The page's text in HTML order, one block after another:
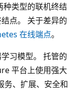
类型的联机终结
点。 关于差异的
在线端点。
习模型。 托管的
平台上使用强大
务、扩展、安全和